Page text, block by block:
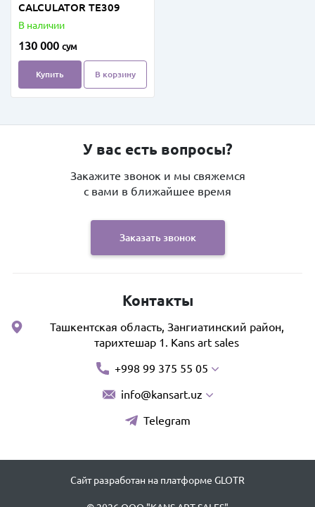
CALCULATOR TE309
В наличии
130 000 сум
Купить В корзину
У вас есть вопросы?
Закажите звонок и мы свяжемся
с вами в ближайшее время
Заказать звонок
Контакты
Ташкентская область, Зангиатинский район,
тарихтешар 1. Kans art sales
+998 99 375 55 05
info@kansart.uz
Telegram
Сайт разработан на платформе GLOTR